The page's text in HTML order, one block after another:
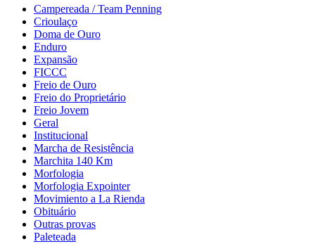
Campereada / Team Penning
Crioulaço
Doma de Ouro
Enduro
Expansão
FICCC
Freio de Ouro
Freio do Proprietário
Freio Jovem
Geral
Institucional
Marcha de Resistência
Marchita 140 Km
Morfologia
Morfologia Expointer
Movimiento a La Rienda
Obituário
Outras provas
Paleteada